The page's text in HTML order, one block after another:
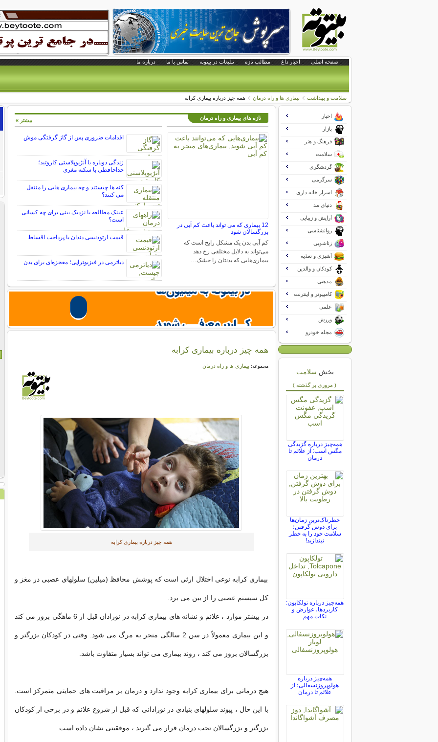
صفحه اصلی اخبار داغ مطالب تازه تبلیغات در بیتوته تماس با ما درباره ما
سلامت و بهداشت بیماری ها و راه درمان همه چیز درباره بیماری کرابه
تازه های بیماری و راه درمان
12 بیماری که می تواند باعث کم آبی در
بزرگسالان شود
کم آبی بدن یک مشکل رایج است که
می‌تواند به دلایل مختلفی رخ دهد
بیماری‌هایی که بدنتان را خشک…
اقدامات ضروری پس از گاز گرفتگی موش
زندگی دوباره با آنژیوپلاستی کاروتید؛
خداحافظی با سکته مغزی
کنه ها چیستند و چه بیماری هایی را منتقل
می کنند؟
عینک مطالعه یا نزدیک بینی برای چه کسانی
است؟
قیمت ارتودنسی دندان با پرداخت اقساط
دیاترمی در فیزیوتراپی؛ معجزه‌ای برای بدن
بیشتر »
همه چیز درباره بیماری کرابه
مجموعه: بیماری ها و راه درمان
همه چیز درباره بیماری کرابه
بیماری کرابه نوعی اختلال ارثی است که پوشش محافظ (میلین) سلولهای عصبی در مغز و
کل سیستم عصبی را از بین می برد.
در بیشتر موارد ، علائم و نشانه های بیماری کرابه در نوزادان قبل از 6 ماهگی بروز می کند
و این بیماری معمولاً در سن 2 سالگی منجر به مرگ می شود. وقتی در کودکان بزرگتر و
بزرگسالان بروز می کند ، روند بیماری می تواند بسیار متفاوت باشد.
هیچ درمانی برای بیماری کرابه وجود ندارد و درمان بر مراقبت های حمایتی متمرکز است.
با این حال ، پیوند سلولهای بنیادی در نوزادانی که قبل از شروع علائم و در برخی از کودکان
بزرگتر و بزرگسالان تحت درمان قرار می گیرند ، موفقیتی نشان داده است.
اخبار
بازار
فرهنگ و هنر
سلامت
گردشگری
سرگرمی
اسرار خانه داری
دنیای مد
آرایش و زیبایی
روانشناسی
زناشویی
آشپزی و تغذیه
کودکان و والدین
مذهبی
کامپیوتر و اینترنت
علمی
ورزش
مجله خودرو
بخش سلامت
( مروری بر گذشته )
همه‌چیز درباره گزیدگی
مگس اسب: از علائم تا
درمان
خطرناک‌ترین زمان‌ها
برای دوش گرفتن؛
سلامت خود را به خطر
نیندازید!
همه‌چیز درباره تولکاپون:
کاربردها، عوارض و
نکات مهم
همه‌چیز درباره
هولوپروزنسفالی؛ از
علائم تا درمان